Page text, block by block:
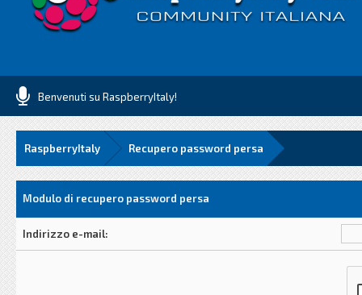
Benvenuti su RaspberryItaly!
RaspberryItaly Recupero password persa
Modulo di recupero password persa
Indirizzo e-mail: